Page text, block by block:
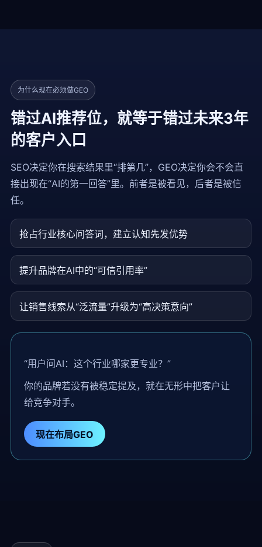
为什么现在必须做GEO
错过AI推荐位，就等于错过未来3年
的客户入口
SEO决定你在搜索结果里“排第几”，GEO决定你会不会直
接出现在“AI的第一回答”里。前者是被看见，后者是被信
任。
抢占行业核心问答词，建立认知先发优势
提升品牌在AI中的“可信引用率”
让销售线索从“泛流量”升级为“高决策意向”
“用户问AI：这个行业哪家更专业？”
你的品牌若没有被稳定提及，就在无形中把客户让
给竞争对手。
现在布局GEO